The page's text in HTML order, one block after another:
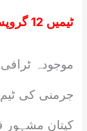
ٹیمیں 12 گروپس میں تقسیم کردی گئیں
جرمنی کی ٹیم
کپتان مشہور